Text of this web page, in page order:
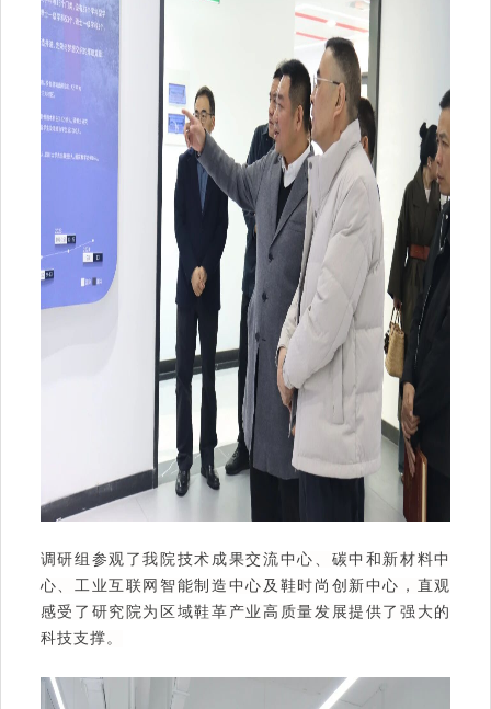
调研组参观了我院技术成果交流中心、碳中和新材料中
心、工业互联网智能制造中心及鞋时尚创新中心，直观
感受了研究院为区域鞋革产业高质量发展提供了强大的
科技支撑。